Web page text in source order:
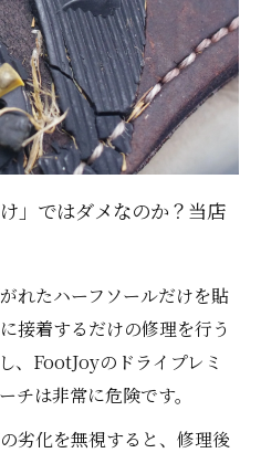
」ではダメなのか？当店
れたハーフソールだけを貼
接着するだけの修理を行う
、FootJoyのドライプレミ
チは非常に危険です。
劣化を無視すると、修理後